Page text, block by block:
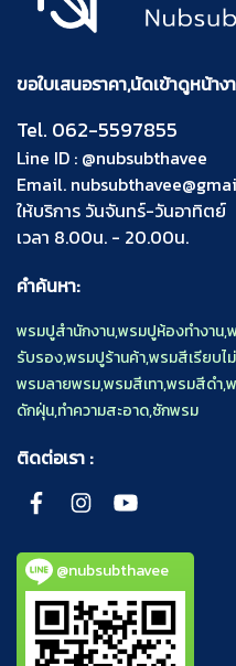
ขอใบเสนอราคา,นัดเข้าดูหน้าง
Tel. 062-5597855
Line ID : @nubsubthavee
Email.
ให้บริการ วันจันทร์-วันอาทิตย์
เวลา 8.00น. - 20.00น.
คำค้นหา:
พรมปูสำนักงาน,พรมปูห้องทำงาน,
รับรอง,พรมปูร้านค้า,พรมสีเรียบไ
พรมลายพรม,พรมสีเทา,พรมสีดำ,
ดักฝุ่น,ทำความสะอาด,ซักพรม
ติดต่อเรา :
@nubsubthavee